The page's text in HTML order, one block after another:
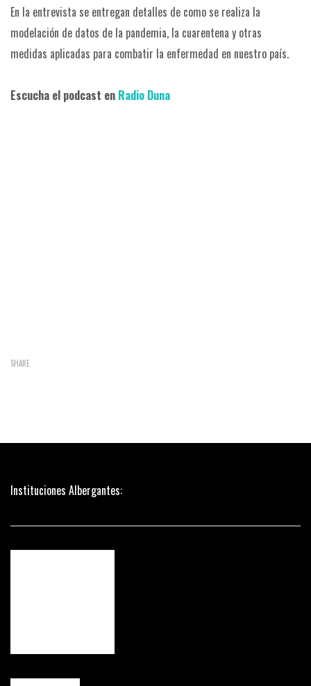
En la entrevista se entregan detalles de como se realiza la
modelación de datos de la pandemia, la cuarentena y otras
medidas aplicadas para combatir la enfermedad en nuestro país.
Escucha el podcast en Radio Duna
SHARE
Instituciones Albergantes: